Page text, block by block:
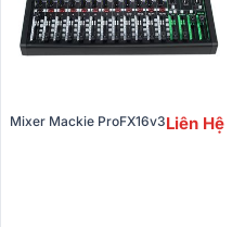
Mixer Mackie ProFX16v3Liên Hệ